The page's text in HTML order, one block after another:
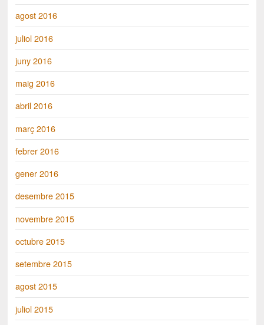
agost 2016
juliol 2016
juny 2016
maig 2016
abril 2016
març 2016
febrer 2016
gener 2016
desembre 2015
novembre 2015
octubre 2015
setembre 2015
agost 2015
juliol 2015